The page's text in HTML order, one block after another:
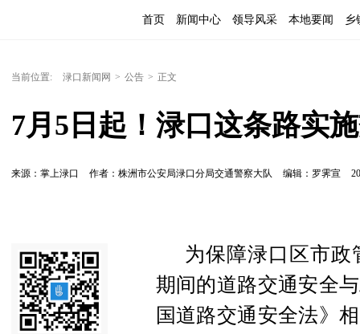
首页 新闻中心 领导风采 本地要闻 乡
当前位置: 渌口新闻网 > 公告 > 正文
7月5日起！渌口这条路实
来源：掌上渌口 作者：株洲市公安局渌口分局交通警察大队 编辑：罗霁宣
为保障渌口区市
期间的道路交通安全
国道路交通安全法》